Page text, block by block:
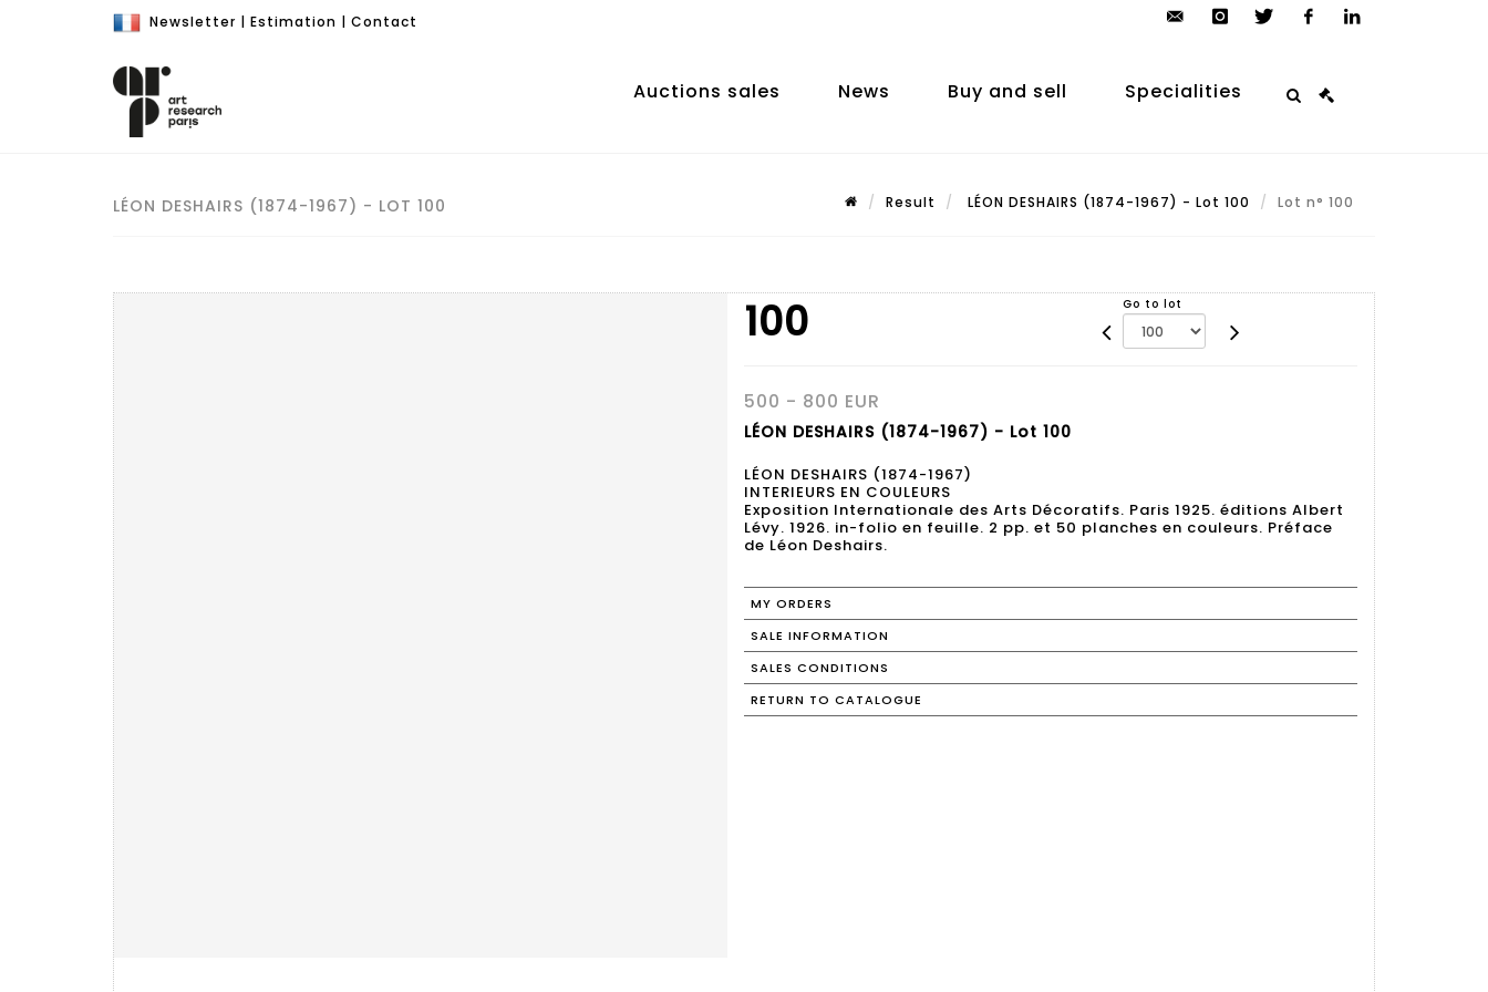
Newsletter | Estimation | Contact
auction.com
Auctions sales News Buy and sell Specialities
LÉON DESHAIRS (1874-1967) - LOT 100 Result LÉON DESHAIRS (1874-1967) - Lot 100 Lot n° 100
100 Go to lot
500 - 800 EUR
LÉON DESHAIRS (1874-1967) - Lot 100
LÉON DESHAIRS (1874-1967)
INTERIEURS EN COULEURS
Exposition Internationale des Arts Décoratifs. Paris 1925. éditions Albert
Lévy. 1926. in-folio en feuille. 2 pp. et 50 planches en couleurs. Préface
de Léon Deshairs.
MY ORDERS
SALE INFORMATION
SALES CONDITIONS
RETURN TO CATALOGUE